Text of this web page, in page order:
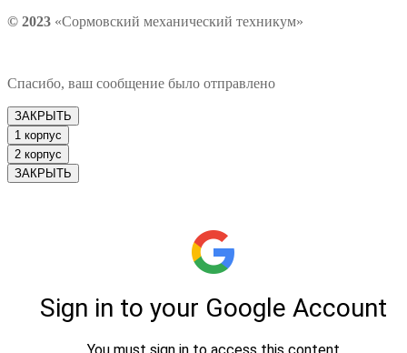
© 2023 «Сормовский механический техникум»
Спасибо, ваш сообщение было отправлено
ЗАКРЫТЬ
1 корпус
2 корпус
ЗАКРЫТЬ